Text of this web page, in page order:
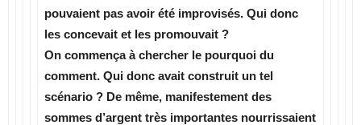
pouvaient pas avoir été improvisés. Qui donc
les concevait et les promouvait ?
On commença à chercher le pourquoi du
comment. Qui donc avait construit un tel
scénario ? De même, manifestement des
sommes d’argent très importantes nourrissaient